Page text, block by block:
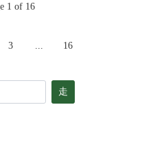
1 of 16
3 16
走